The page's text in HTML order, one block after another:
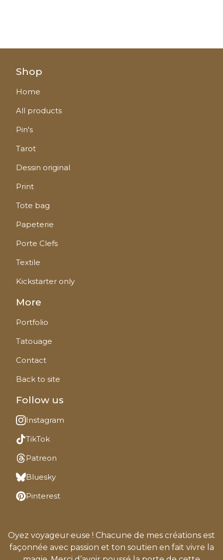
Shop
Home
All products
Pin's
Tarot
Dessin original
Print
Tote bag
Papeterie
Porte Clefs
Textile
Kickstarter only
More
Portfolio
Tatouage
Contact
Back to site
Follow us
Instagram
TikTok
Patreon
Bluesky
Pinterest
Oyez voyageur·euse ! Chacune de mes créations est
façonnée avec passion et ton soutien en fait vivre la